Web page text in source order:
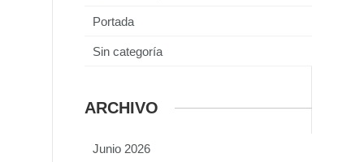
Portada
Sin categoría
ARCHIVO
Junio 2026